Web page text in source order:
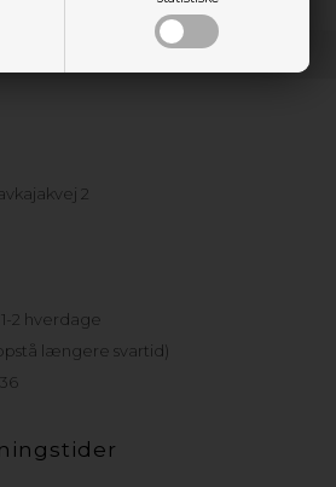
2
2 hverdage
længere svartid)